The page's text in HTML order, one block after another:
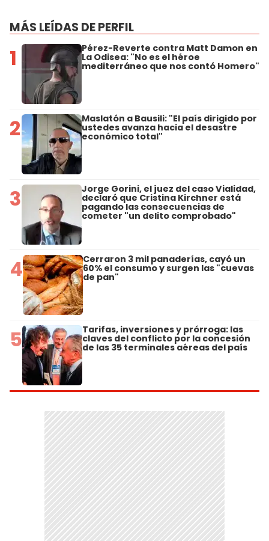
MÁS LEÍDAS DE PERFIL
1 Pérez-Reverte contra Matt Damon en
La Odisea: "No es el héroe
mediterráneo que nos contó Homero"
2 Maslatón a Bausili: "El país dirigido por
ustedes avanza hacia el desastre
económico total"
3 Jorge Gorini, el juez del caso Vialidad,
declaró que Cristina Kirchner está
pagando las consecuencias de
cometer "un delito comprobado"
4 Cerraron 3 mil panaderías, cayó un
60% el consumo y surgen las "cuevas
de pan"
5 Tarifas, inversiones y prórroga: las
claves del conflicto por la concesión
de las 35 terminales aéreas del país